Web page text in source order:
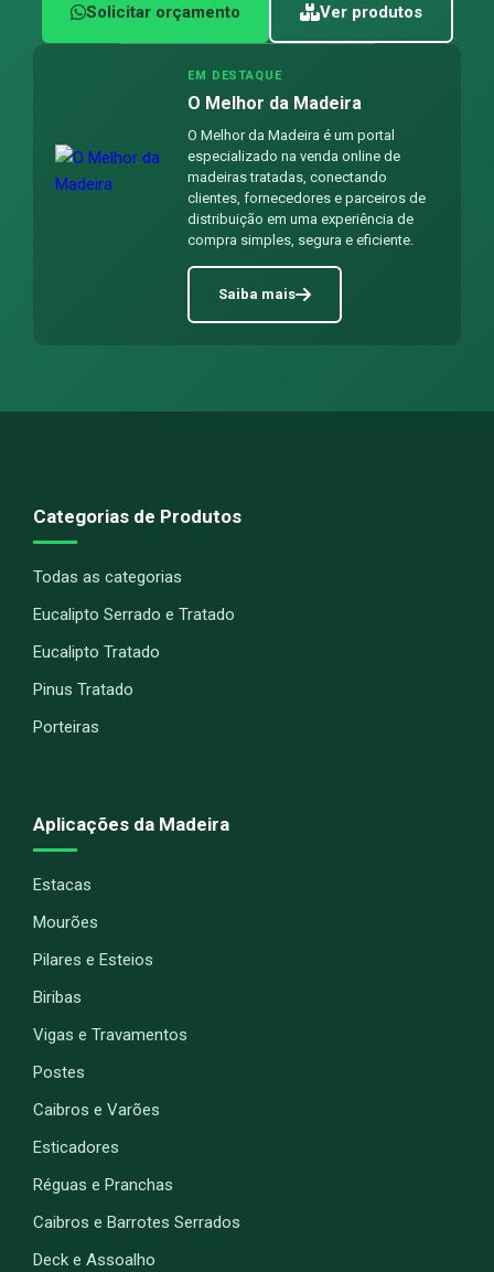
Solicitar orçamento Ver produtos
EM DESTAQUE
O Melhor da Madeira
O Melhor da Madeira é um portal
especializado na venda online de
madeiras tratadas, conectando
clientes, fornecedores e parceiros de
distribuição em uma experiência de
compra simples, segura e eficiente.
Saiba mais
Categorias de Produtos
Todas as categorias
Eucalipto Serrado e Tratado
Eucalipto Tratado
Pinus Tratado
Porteiras
Aplicações da Madeira
Estacas
Mourões
Pilares e Esteios
Biribas
Vigas e Travamentos
Postes
Caibros e Varões
Esticadores
Réguas e Pranchas
Caibros e Barrotes Serrados
Deck e Assoalho